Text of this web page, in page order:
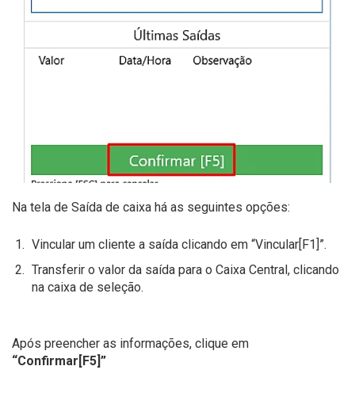
Na tela de Saída de caixa há as seguintes opções:
Vincular um cliente a saída clicando em “Vincular[F1]”.
Transferir o valor da saída para o Caixa Central, clicando
na caixa de seleção.
Após preencher as informações, clique em
“Confirmar[F5]”